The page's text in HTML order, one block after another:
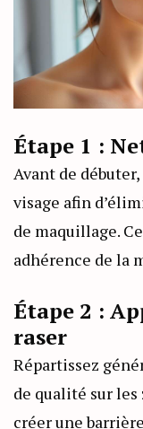
Étape 1 :
Avant de
visage afin
de maquillage.
adhérence de la
Étape 2 :
raser
Répartissez
de qualité sur les
créer une